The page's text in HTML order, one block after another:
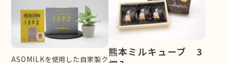
ASOMILKを使用した自家製ク
熊本ミルキューブ 3